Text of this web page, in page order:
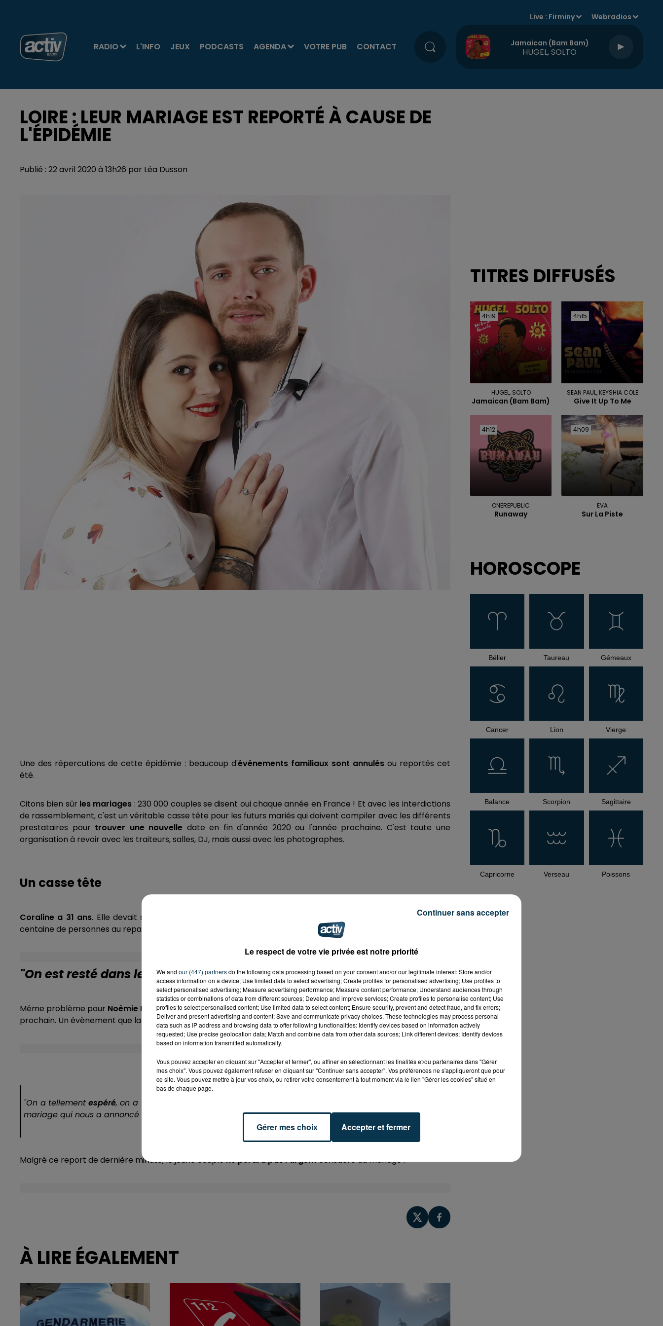
RADIO L'INFO JEUX PODCASTS AGENDA VOTRE PUB CONTACT
Live : Firminy Webradios
Jamaican (bam Bam)
HUGEL, SOLTO
LOIRE : LEUR MARIAGE EST REPORTÉ À CAUSE DE
L'ÉPIDÉMIE
Publié : 22 avril 2020 à 13h26 par Léa Dusson
Une des répercutions de cette épidémie : beaucoup d'événements familiaux sont annulésou reportés cet
été.
Citons bien sûr les mariages : 230 000 couples se disent oui chaque année en France ! Et avec les interdictions
de rassemblement, c'est un véritable casse tête pour les futurs mariés qui doivent compiler avec les différents
prestataires pour trouver une nouvelle date en fin d'année 2020 ou l'année prochaine. C'est toute une
organisation à revoir avec les traiteurs, salles, DJ, mais aussi avec les photographes.
Un casse tête
Coraline a 31 ans. Elle devait s'unir à Emmanuel son compagnon depuis 4 ans le 27 juin en présence d'une
centaine de personnes au repas. Alors
"On est resté dans le flou pendant longtemps"
Même problème pour Noémie Largier, 23 ans. Cette stéphanoise avait prévu de célébrer son mariage le 6 juin
prochain. Un évènement que la jeune femme et son futur mari Benjamin vont devoirreporter en mai 2021:
"On a tellement espéré, on a tout fait pour y croire (...) La semaine dernière, notre
mariage qui nous a annoncé qu'il ne pourrait pas maintenir la soirée".
Malgré ce report de dernière minute, le jeune couplene perdra pas l’argentconsacré au mariage :
À LIRE ÉGALEMENT
TITRES DIFFUSÉS
4h19
4h19
HUGEL, SOLTO
Jamaican (bam Bam)
4h15
4h15
SEAN PAUL, KEYSHIA COLE
Give It Up To Me
4h12
4h12
ONEREPUBLIC
Runaway
4h09
4h09
EVA
Sur La Piste
HOROSCOPE
Bélier Taureau Gémeaux
Cancer Lion Vierge
Balance Scorpion Sagittaire
Capricorne Verseau Poissons
Le respect de votre vie privée est notre priorité
We and our (447) partnersdo the following data processing based on your consent and/or our legitimate interest: Store and/or
access information on a device; Use limited data to select advertising; Create profiles for personalised advertising; Use profiles to
select personalised advertising; Measure advertising performance; Measure content performance; Understand audiences through
statistics or combinations of data from different sources; Develop and improve services; Create profiles to personalise content; Use
profiles to select personalised content; Use limited data to select content; Ensure security, prevent and detect fraud, and fix errors;
Deliver and present advertising and content; Save and communicate privacy choices. These technologies may process personal
data such as IP address and browsing data to offer following functionalities: Identify devices based on information actively
requested; Use precise geolocation data; Match and combine data from other data sources; Link different devices; Identify devices
based on information transmitted automatically.
Vous pouvez accepter en cliquant sur "Accepter et fermer", ou affiner en sélectionnant les finalités et/ou partenaires dans "Gérer
mes choix". Vous pouvez également refuser en cliquant sur "Continuer sans accepter". Vos préférences ne s'appliqueront que pour
ce site. Vous pouvez mettre à jour vos choix, ou retirer votre consentement à tout moment via le lien "Gérer les cookies" situé en
bas de chaque page.
Gérer mes choix Accepter et fermer
Continuer sans accepter